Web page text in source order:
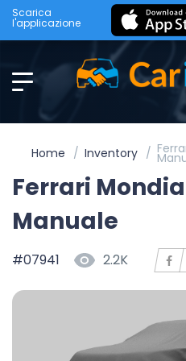
Scarica
l'applicazione
Home Inventory
Ferrari
Manuale
#07941 2.2K